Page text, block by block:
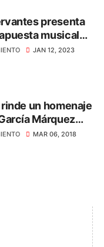
presenta
musical
Tenampa’JAN 12, 2023
un homenaje
Márquez
MAR 06, 2018